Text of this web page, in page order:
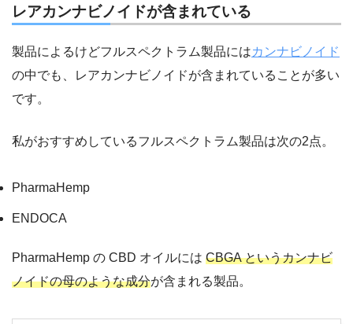
レアカンナビノイドが含まれている
製品によるけどフルスペクトラム製品にはカンナビノイド
の中でも、レアカンナビノイドが含まれていることが多い
です。
私がおすすめしているフルスペクトラム製品は次の2点。
PharmaHemp
ENDOCA
PharmaHemp の CBD オイルには CBGA というカンナビ
ノイドの母のような成分が含まれる製品。